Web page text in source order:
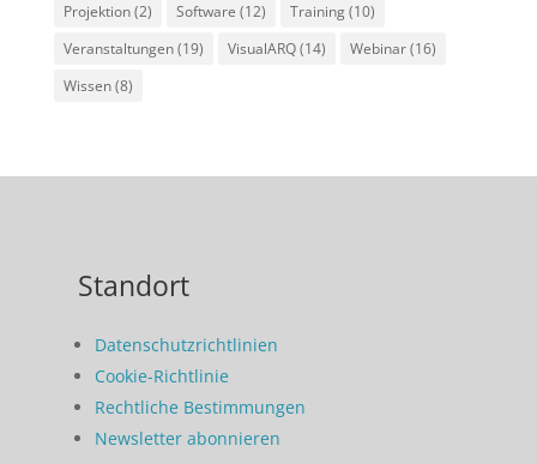
Projektion(2) Software (12) Training(10)
Veranstaltungen(19) VisualARQ(14) Webinar(16)
Wissen(8)
Standort
Datenschutzrichtlinien
Cookie-Richtlinie
Rechtliche Bestimmungen
Newsletter abonnieren